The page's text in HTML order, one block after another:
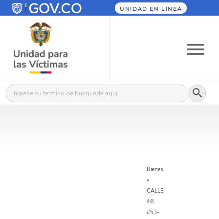
UNIDAD EN LÍNEA
Buscar: Botón
Bienes
»
CALLE
46
#53-